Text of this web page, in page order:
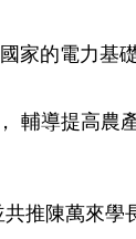
家的電力基
輔導提高農
共推陳萬來學